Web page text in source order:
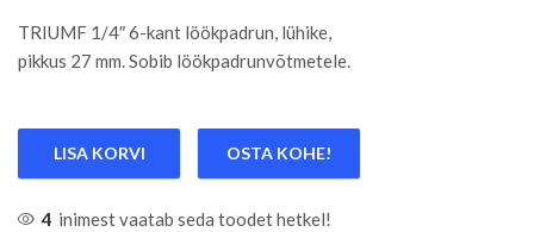
TRIUMF 1/4″ 6-kant löökpadrun, lühike,
pikkus 27 mm. Sobib löökpadrunvõtmetele.
LISA KORVI OSTA KOHE!
4 inimest vaatab seda toodet hetkel!